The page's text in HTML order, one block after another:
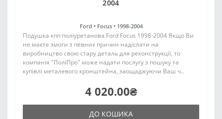
2004
Ford • Focus • 1998-2004
Подушка кпп поліуретанова Ford Focus 1998-2004 Якщо Ви
не маєте змоги з певних причин надіслати на
виробництво свою стару деталь для реконструкції, то
компанія "ПоліПро" може надати послугу з пошуку та
купівлі металевого кронштейна, заощаджуючи Ваш ч..
4 020.00₴
ДО КОШИКА